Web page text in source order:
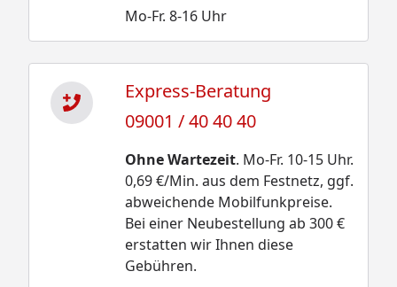
Mo-Fr. 8-16 Uhr
Express-Beratung
09001 / 40 40 40
Ohne Wartezeit. Mo-Fr. 10-15 Uhr.
0,69 €/Min. aus dem Festnetz, ggf.
abweichende Mobilfunkpreise.
Bei einer Neubestellung ab 300 €
erstatten wir Ihnen diese
Gebühren.